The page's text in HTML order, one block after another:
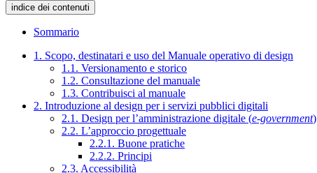
indice dei contenuti
Sommario
1. Scopo, destinatari e uso del Manuale operativo di design
1.1. Versionamento e storico
1.2. Consultazione del manuale
1.3. Contribuisci al manuale
2. Introduzione al design per i servizi pubblici digitali
2.1. Design per l’amministrazione digitale (e-government)
2.2. L’approccio progettuale
2.2.1. Buone pratiche
2.2.2. Principi
2.3. Accessibilità